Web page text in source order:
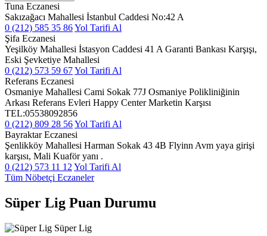
Tuna Eczanesi
Sakızağacı Mahallesi İstanbul Caddesi No:42 A
0 (212) 585 35 86Yol Tarifi Al
Şifa Eczanesi
Yeşilköy Mahallesi İstasyon Caddesi 41 A Garanti Bankası Karşışı,
Eski Şevketiye Mahallesi
0 (212) 573 59 67Yol Tarifi Al
Referans Eczanesi
Osmaniye Mahallesi Cami Sokak 77J Osmaniye Polikliniğinin
Arkası Referans Evleri Happy Center Marketin Karşısı
TEL:05538092856
0 (212) 809 28 56Yol Tarifi Al
Bayraktar Eczanesi
Şenlikköy Mahallesi Harman Sokak 43 4B Flyinn Avm yaya girişi
karşısı, Mali Kuaför yanı .
0 (212) 573 11 12 Yol Tarifi Al
Tüm Nöbetçi Eczaneler
Süper Lig Puan Durumu
Süper Lig